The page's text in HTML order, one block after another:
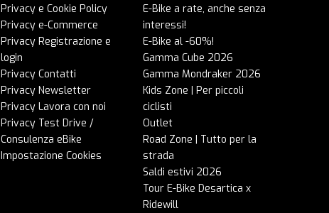
Privacy e Cookie Policy
Privacy e-Commerce
Privacy Registrazione e
login
Privacy Contatti
Privacy Newsletter
Privacy Lavora con noi
Privacy Test Drive /
Consulenza eBike
Impostazione Cookies
E-Bike a rate, anche senza
interessi!
E-Bike al -60%!
Gamma Cube 2026
Gamma Mondraker 2026
Kids Zone | Per piccoli
ciclisti
Outlet
Road Zone | Tutto per la
strada
Saldi estivi 2026
Tour E-Bike Desartica x
Ridewill